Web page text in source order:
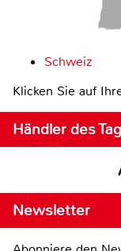
Schweiz
Klicken Sie auf
Händler des
Newsletter